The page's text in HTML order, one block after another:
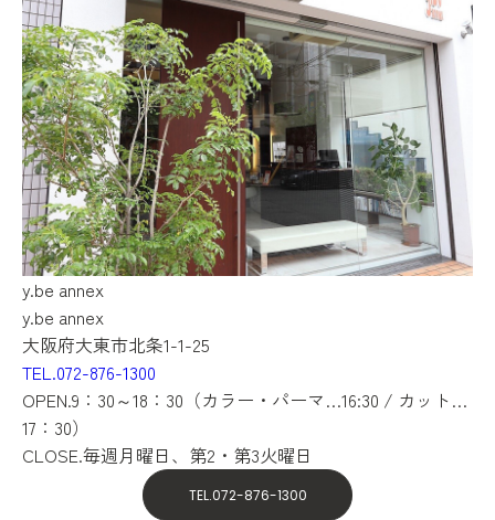
y.be annex
y.be annex
大阪府大東市北条1-1-25
TEL.072-876-1300
OPEN.9：30～18：30（カラー・パーマ…16:30 / カット…
17：30）
CLOSE.毎週月曜日、第2・第3火曜日
TEL.072-876-1300